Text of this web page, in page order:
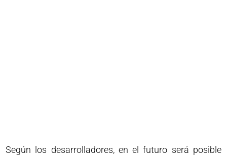
Según los desarrolladores, en el futuro será posible